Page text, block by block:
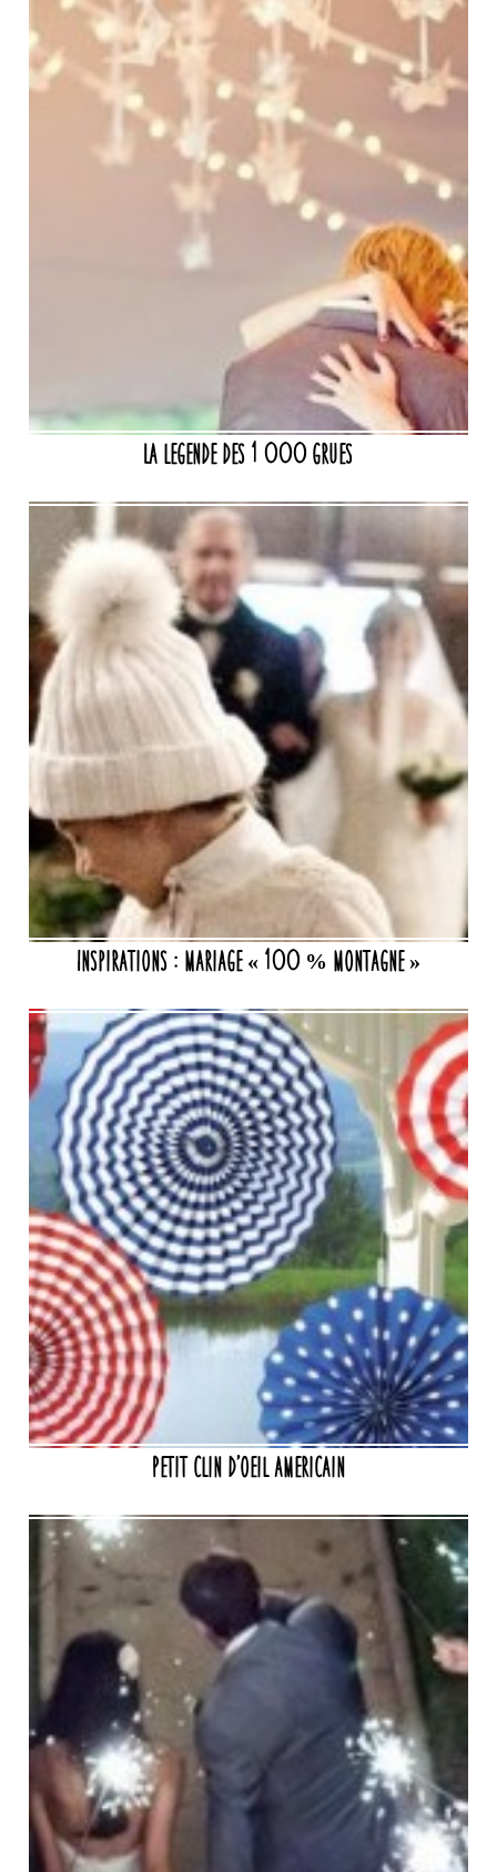
La legende des 1 000 grues
Inspirations : mariage « 100 % montagne »
Petit clin d’oeil americain